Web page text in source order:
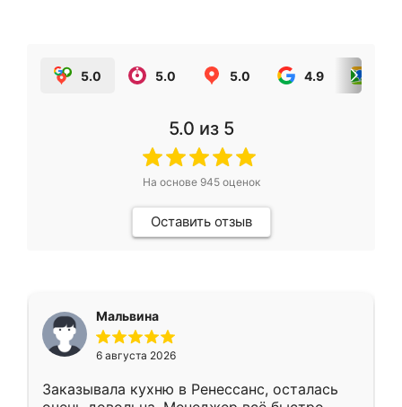
5.0 5.0 5.0 4.9
5.0 из 5
На основе 945оценок
Оставить отзыв
Мальвина
6 августа 2026
Заказывала кухню в Ренессанс, осталась